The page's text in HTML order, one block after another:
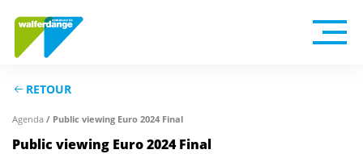
RETOUR
Agenda / Public viewing Euro 2024 Final
Public viewing Euro 2024 Final